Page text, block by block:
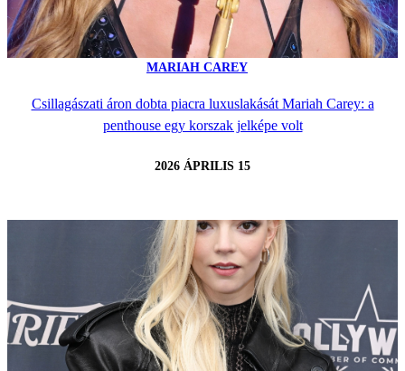
MARIAH CAREY
Csillagászati áron dobta piacra luxuslakását Mariah Carey: a
penthouse egy korszak jelképe volt
2026 ÁPRILIS 15